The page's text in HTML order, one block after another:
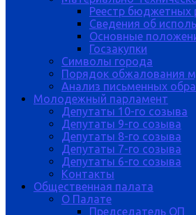
Реестр бюджетных
Сведения об
Основные
Госзакупки
Символы города
Порядок обжалования
Анализ письменных
Молодежный парламент
Депутаты 10-го созыва
Депутаты 9-го созыва
Депутаты 8-го созыва
Депутаты 7-го созыва
Депутаты 6-го созыва
Контакты
Общественная палата
О Палате
Председатель ОП